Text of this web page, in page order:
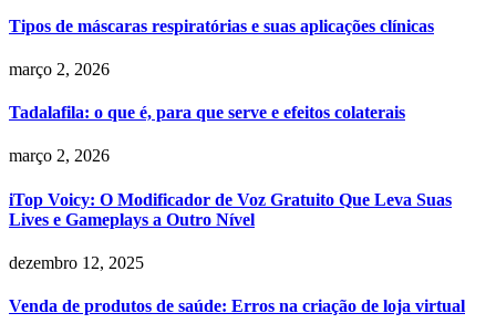
Tipos de máscaras respiratórias e suas aplicações clínicas
março 2, 2026
Tadalafila: o que é, para que serve e efeitos colaterais
março 2, 2026
iTop Voicy: O Modificador de Voz Gratuito Que Leva Suas
Lives e Gameplays a Outro Nível
dezembro 12, 2025
Venda de produtos de saúde: Erros na criação de loja virtual